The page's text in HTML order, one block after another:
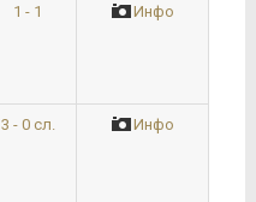
1 - 1 Инфо
3 - 0 сл. Инфо